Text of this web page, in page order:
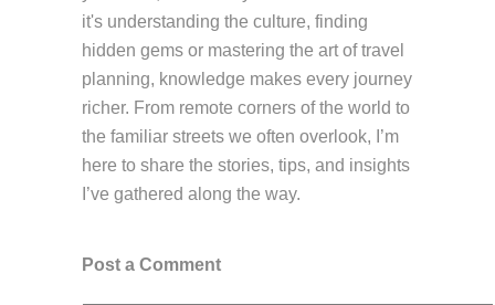
it's understanding the culture, finding
hidden gems or mastering the art of travel
planning, knowledge makes every journey
richer. From remote corners of the world to
the familiar streets we often overlook, I’m
here to share the stories, tips, and insights
I’ve gathered along the way.
Post a Comment